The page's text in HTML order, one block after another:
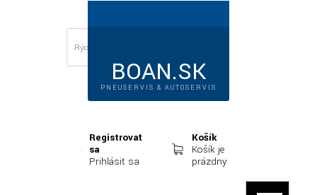
BOAN.SK
PNEUSERVIS & AUTOSERVIS
Registrovať
sa
Prihlásiť sa
Košík
Košík je
prázdny